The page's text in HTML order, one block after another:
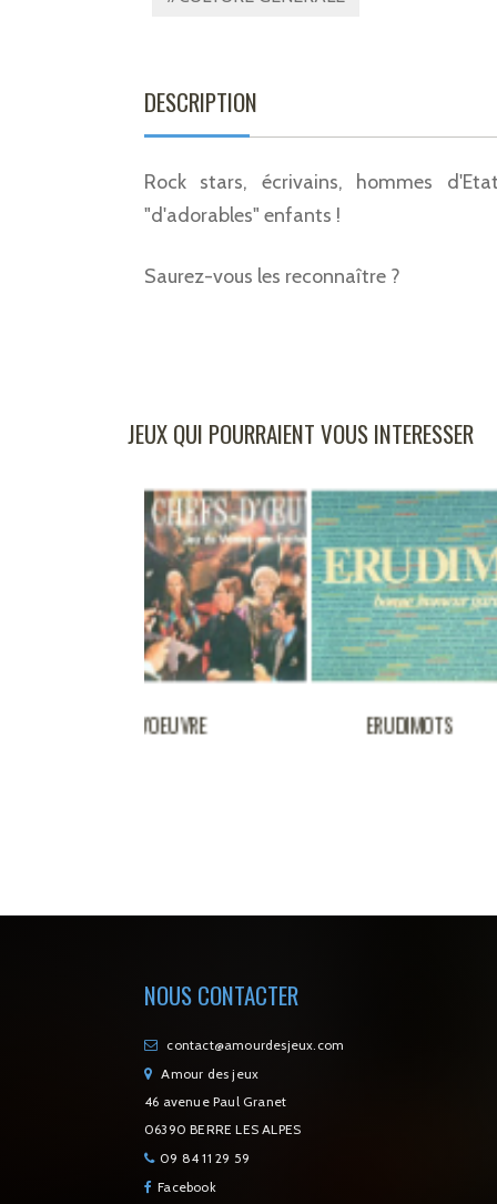
DESCRIPTION
Rock stars, écrivains, hommes
"d'adorables" enfants !
Saurez-vous les reconnaître ?
JEUX QUI POURRAIENT VOUS INTERESSER
NOUS CONTACTER
contact@amourdesjeux.com
Amour des jeux
46 avenue Paul Granet
06390 BERRE LES ALPES
09 84 11 29 59
Facebook